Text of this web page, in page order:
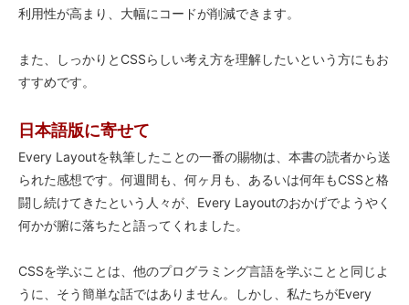
利用性が高まり、大幅にコードが削減できます。
また、しっかりとCSSらしい考え方を理解したいという方にもお
すすめです。
日本語版に寄せて
Every Layoutを執筆したことの一番の賜物は、本書の読者から送
られた感想です。何週間も、何ヶ月も、あるいは何年もCSSと格
闘し続けてきたという人々が、Every Layoutのおかげでようやく
何かが腑に落ちたと語ってくれました。
CSSを学ぶことは、他のプログラミング言語を学ぶことと同じよ
うに、そう簡単な話ではありません。しかし、私たちがEvery